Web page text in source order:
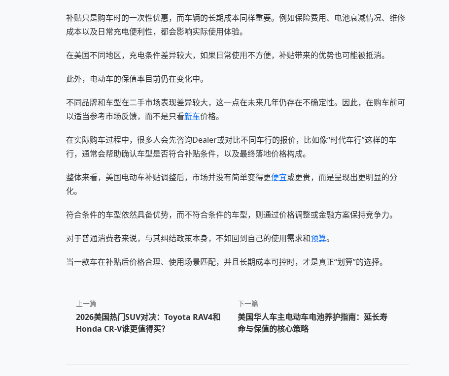
补贴只是购车时的一次性优惠，而车辆的长期成本同样重要。例如保险费用、电池衰减情况、维修
成本以及日常充电便利性，都会影响实际使用体验。
在美国不同地区，充电条件差异较大，如果日常使用不方便，补贴带来的优势也可能被抵消。
此外，电动车的保值率目前仍在变化中。
不同品牌和车型在二手市场表现差异较大，这一点在未来几年仍存在不确定性。因此，在购车前可
以适当参考市场反馈，而不是只看新车价格。
在实际购车过程中，很多人会先咨询Dealer或对比不同车行的报价，比如像“时代车行”这样的车
行，通常会帮助确认车型是否符合补贴条件，以及最终落地价格构成。
整体来看，美国电动车补贴调整后，市场并没有简单变得更便宜或更贵，而是呈现出更明显的分
化。
符合条件的车型依然具备优势，而不符合条件的车型，则通过价格调整或金融方案保持竞争力。
对于普通消费者来说，与其纠结政策本身，不如回到自己的使用需求和预算。
当一款车在补贴后价格合理、使用场景匹配，并且长期成本可控时，才是真正“划算”的选择。
上一篇
2026美国热门SUV对决：Toyota RAV4和
Honda CR-V谁更值得买？
下一篇
美国华人车主电动车电池养护指南：延长寿
命与保值的核心策略